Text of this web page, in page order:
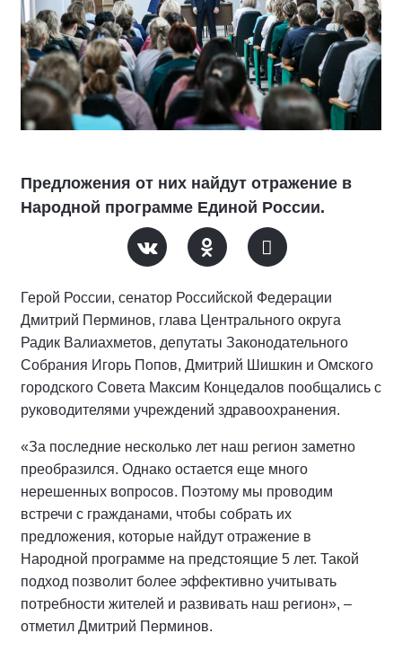
Предложения от них найдут отражение в
Народной программе Единой России.
Герой России, сенатор Российской Федерации
Дмитрий Перминов, глава Центрального округа
Радик Валиахметов, депутаты Законодательного
Собрания Игорь Попов, Дмитрий Шишкин и Омского
городского Совета Максим Концедалов пообщались с
руководителями учреждений здравоохранения.
«За последние несколько лет наш регион заметно
преобразился. Однако остается еще много
нерешенных вопросов. Поэтому мы проводим
встречи с гражданами, чтобы собрать их
предложения, которые найдут отражение в
Народной программе на предстоящие 5 лет. Такой
подход позволит более эффективно учитывать
потребности жителей и развивать наш регион», –
отметил Дмитрий Перминов.